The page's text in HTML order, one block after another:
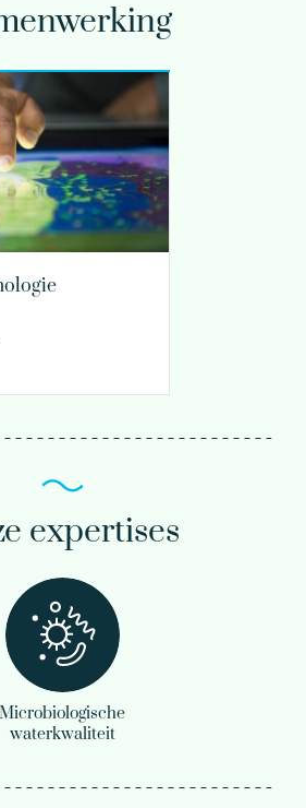
expertises
Microbiologische
waterkwaliteit